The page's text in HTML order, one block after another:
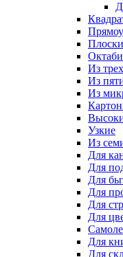
Из
Из
Из
Узкие
Из
Для
Для
Для
Для
Для
Для
Для
Для